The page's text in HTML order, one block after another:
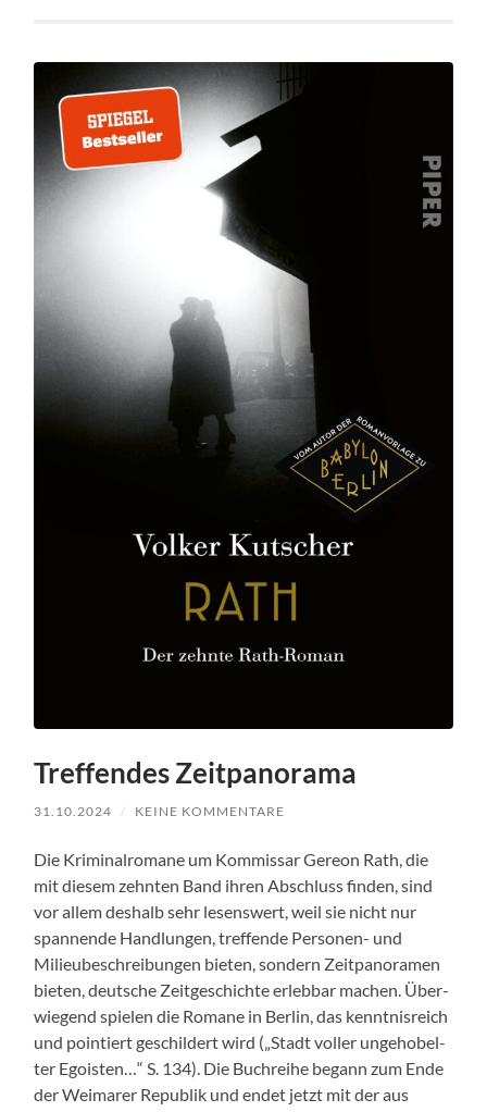
Treffendes Zeitpanorama
31.10.2024 / KEINE KOMMENTARE
Die Krim­i­nal­ro­mane um Kom­mis­sar Gere­on Rath, die
mit diesem zehn­ten Band ihren Abschluss find­en, sind
vor allem deshalb sehr lesenswert, weil sie nicht nur
span­nende Hand­lun­gen, tre­f­fende Per­so­n­en- und
Milieubeschrei­bun­gen bieten, son­dern Zeit­panora­men
bieten, deutsche Zeit­geschichte erleb­bar machen. Über­
wiegend spie­len die Romane in Berlin, das ken­nt­nis­re­ich
und pointiert geschildert wird („Stadt voller unge­ho­bel­
ter Ego­is­t­en…“ S. 134). Die Buchrei­he begann zum Ende
der Weimar­er Repub­lik und endet jet­zt mit der aus